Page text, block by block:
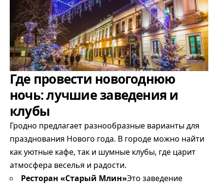
Где провести новогоднюю
ночь: лучшие заведения и
клубы
Гродно предлагает разнообразные варианты для
празднования Нового года. В городе можно найти
как уютные кафе, так и шумные клубы, где царит
атмосфера веселья и радости.
Ресторан «Старый Млин»Это заведение